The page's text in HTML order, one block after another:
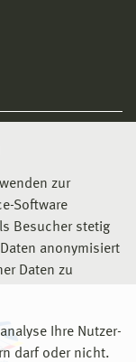
zur
Software
Besucher stetig
anonymisiert
Daten zu
Ihre Nutzer-
darf oder nicht.